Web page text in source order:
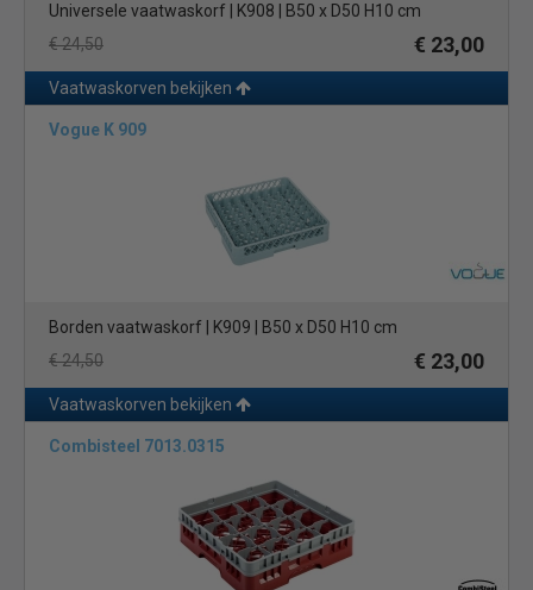
Universele vaatwaskorf | K908 | B50 x D50 H10 cm
€ 24,50
€ 23,00
Vaatwaskorven bekijken
Vogue K 909
Borden vaatwaskorf | K909 | B50 x D50 H10 cm
€ 24,50
€ 23,00
Vaatwaskorven bekijken
Combisteel 7013.0315